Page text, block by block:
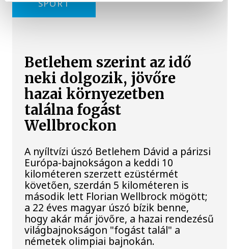
SPORT
Betlehem szerint az idő
neki dolgozik, jövőre
hazai környezetben
találna fogást
Wellbrockon
A nyíltvízi úszó Betlehem Dávid a párizsi
Európa-bajnokságon a keddi 10
kilométeren szerzett ezüstérmét
követően, szerdán 5 kilométeren is
második lett Florian Wellbrock mögött;
a 22 éves magyar úszó bízik benne,
hogy akár már jövőre, a hazai rendezésű
világbajnokságon "fogást talál" a
németek olimpiai bajnokán.